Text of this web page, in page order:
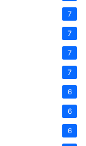
7
7
7
7
6
6
6